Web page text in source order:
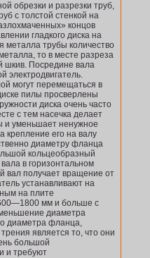
обрезки и разрезки труб,
с толстой стенкой на
концов
гладкого диска на
металла трубы количество
то в месте разреза
шкив. Посредине вала
электродвигатель.
могут перемещаться в
пилы просверлены
диска очень часто
с тем насечка делает
и уменьшает ненужное
крепление его на валу
диаметру фланца
кольцеобразный
в горизонтальном
вал получает вращение от
устанавливают на
на плите
мм и больше с
диаметра
диаметра фланца,
является то, что они
большой
и требуют